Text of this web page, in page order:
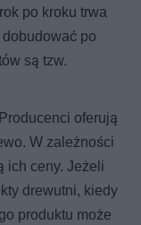
po kroku trwa
po
są tzw.
oferują
W zależności
ich ceny. Jeżeli
drewutni, kiedy
produktu może